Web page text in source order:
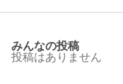
みんなの投稿
投稿はありません